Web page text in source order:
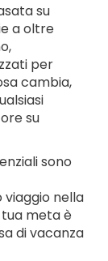
su
a oltre
per
cambia,
su
sono
viaggio nella
tua meta è
di vacanza